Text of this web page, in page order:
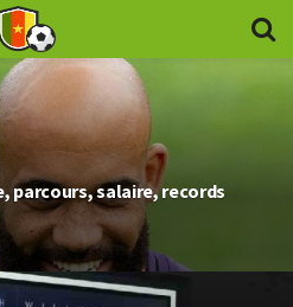
parcours, salaire, records